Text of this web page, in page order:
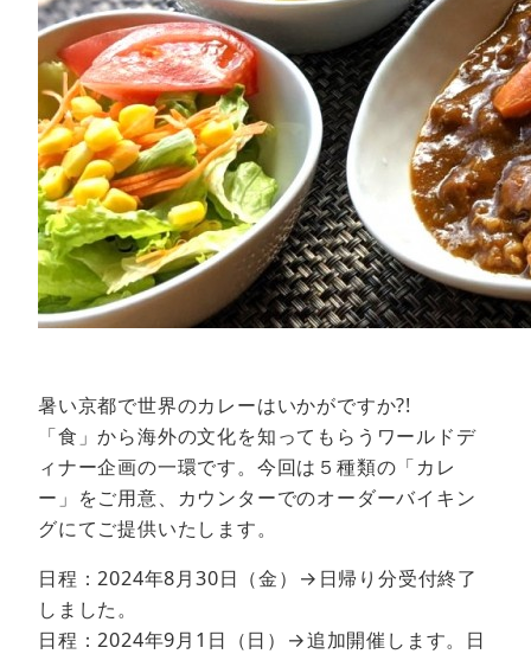
暑い京都で世界のカレーはいかがですか?!
「食」から海外の文化を知ってもらうワールドデ
ィナー企画の一環です。今回は５種類の「カレ
ー」をご用意、カウンターでのオーダーバイキン
グにてご提供いたします。
日程：2024年8月30日（金）→日帰り分受付終了
しました。
日程：2024年9月1日（日）→追加開催します。日